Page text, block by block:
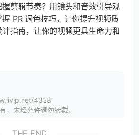
剪辑节奏？用镜头和音效引导观
PR 调色技巧，让你提升视频质
指南，让你的视频更具生命力和
4338
，未经允许请勿转载。